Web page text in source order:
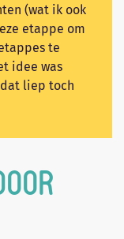
(wat ik ook
etappe om
te
idee was
liep toch